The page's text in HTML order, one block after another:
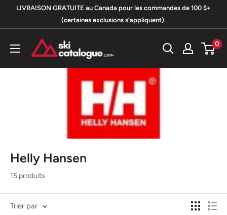
PasserLIVRAISON GRATUITE au Canada pour les commandes de 100 $+
(certaines exclusions s’appliquent).
SkiCatalogue.com 0
Helly Hansen
15 produits
Trier par